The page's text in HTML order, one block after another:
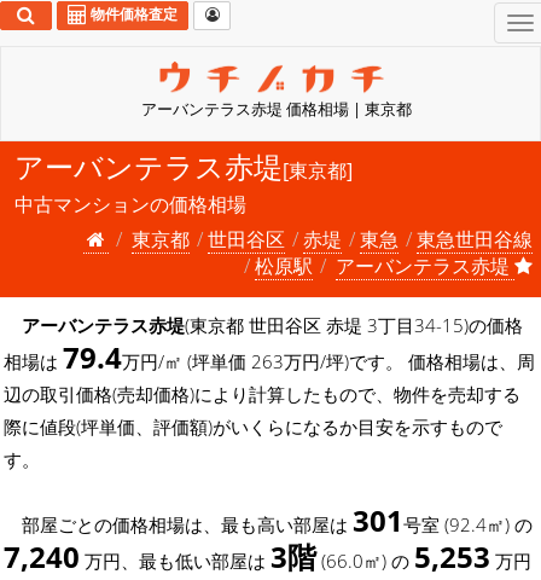
アーバンテラス赤堤 価格相場 | 東京都
物件価格査定
アーバンテラス赤堤[東京都]
中古マンションの価格相場
東京都
世田谷区 赤堤 東急
東急世田谷線
松原駅
アーバンテラス赤堤
アーバンテラス赤堤(東京都 世田谷区 赤堤 3丁目34-15)の価格
相場は 79.4万円/㎡ (坪単価 263万円/坪)です。 価格相場は、周
辺の取引価格(売却価格)により計算したもので、物件を売却する
際に値段(坪単価、評価額)がいくらになるか目安を示すもので
す。
部屋ごとの価格相場は、最も高い部屋は 301 号室 (92.4㎡) の
7,240 万円、最も低い部屋は 3階(66.0㎡) の 5,253 万円